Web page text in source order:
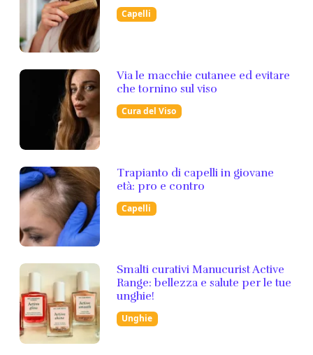
Capelli
Via le macchie cutanee ed evitare
che tornino sul viso
Cura del Viso
Trapianto di capelli in giovane
età: pro e contro
Capelli
Smalti curativi Manucurist Active
Range: bellezza e salute per le tue
unghie!
Unghie